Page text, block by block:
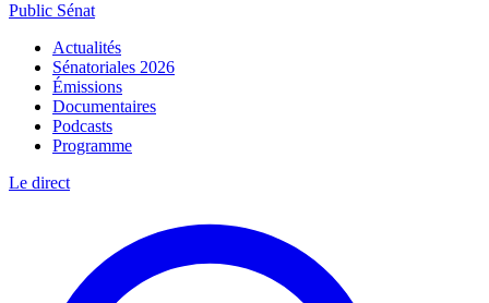
Public Sénat
Actualités
Sénatoriales 2026
Émissions
Documentaires
Podcasts
Programme
Le direct